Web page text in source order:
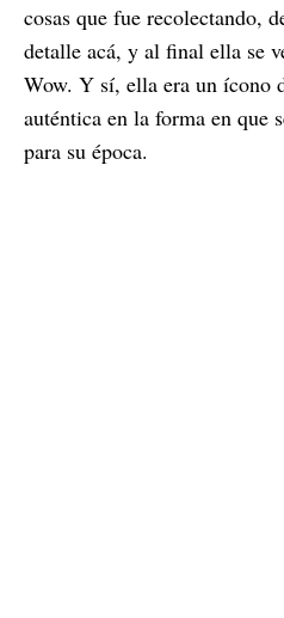
cosas que fue recolectando,
detalle acá, y al final ella se
Wow. Y sí, ella era un ícono
auténtica en la forma en que
para su época.